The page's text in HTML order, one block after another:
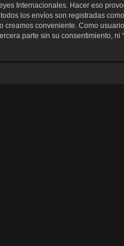
Internacionales. Hacer eso
los envíos son registradas
creamos conveniente. Como
parte sin su consentimiento,